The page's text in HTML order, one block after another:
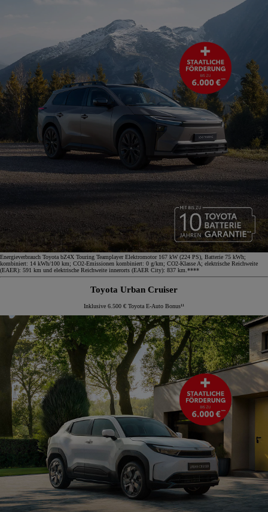
Energieverbrauch Toyota bZ4X Touring Teamplayer Elektromotor 167 kW (224 PS), Batterie 75 kWh;
kombiniert: 14 kWh/100 km; CO2-Emissionen kombiniert: 0 g/km; CO2-Klasse A; elektrische Reichweite
(EAER): 591 km und elektrische Reichweite innerorts (EAER City): 837 km.****
Toyota Urban Cruiser
Inklusive 6.500 € Toyota E-Auto Bonus¹¹